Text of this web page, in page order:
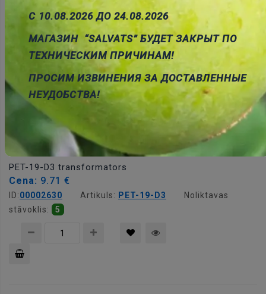
Pievienot
grozam
PET-19-D3 transformators
Cena: 9.71 €
ID:00002630 Artikuls: PET-19-D3
Noliktavas
stāvoklis:
5
С 10.08.2026 ДО 24.08.2026
МАГАЗИН “SALVATS” БУДЕТ ЗАКРЫТ ПО
ТЕХНИЧЕСКИМ ПРИЧИНАМ!
ПРОСИМ ИЗВИНЕНИЯ ЗА ДОСТАВЛЕННЫЕ
НЕУДОБСТВА!